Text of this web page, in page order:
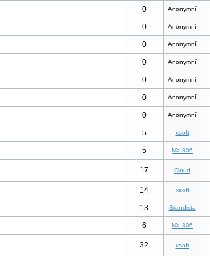
0 Anonymní
0 Anonymní
0 Anonymní
0 Anonymní
0 Anonymní
0 Anonymní
0 Anonymní
5 xsoft
5 NX-306
17 Cloud
14 xsoft
13 Srandista
6 NX-306
32 xsoft